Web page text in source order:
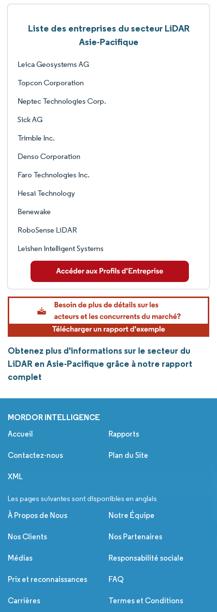
Liste des entreprises du secteur LiDAR
Asie-Pacifique
Leica Geosystems AG
Topcon Corporation
Neptec Technologies Corp.
Sick AG
Trimble Inc.
Denso Corporation
Faro Technologies Inc.
Hesai Technology
Benewake
RoboSense LiDAR
Leishen Intelligent Systems
Obtenez plus d'informations sur le secteur du
LiDAR en Asie-Pacifique grâce à notre rapport
complet
MORDOR INTELLIGENCE
Accueil Rapports
Contactez-nous Plan du Site
XML
Les pages suivantes sont disponibles en anglais
À Propos de Nous Notre Équipe
Nos Clients Nos Partenaires
Médias Responsabilité sociale
Prix et reconnaissances FAQ
Carrières Termes et Conditions